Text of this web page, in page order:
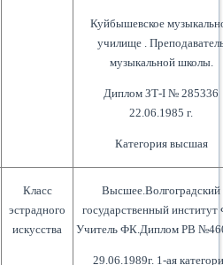
Куйбышевское
училище .
музыкальной школы.
Диплом ЗТ-I № 285336
22.06.1985 г.
Категория высшая
Класс
эстрадного
искусства
Высшее.Волгоградский
государственный
Учитель ФК.Диплом РВ
29.06.1989г. 1-ая